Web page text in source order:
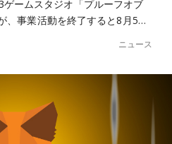
ームスタジオ「プルーフオブ
、事業活動を終了すると8月5…
ニュース